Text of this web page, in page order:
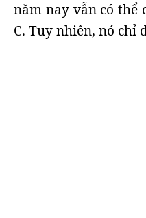
năm nay vẫn có thể
C. Tuy nhiên, nó chỉ